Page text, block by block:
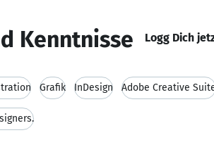
Kenntnisse Logg Dich
Grafik InDesign Adobe Creative